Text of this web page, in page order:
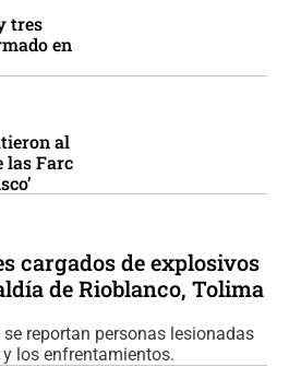
tres
en
al
las Farc
cargados de explosivos
de Rioblanco, Tolima
reportan personas lesionadas
los enfrentamientos.